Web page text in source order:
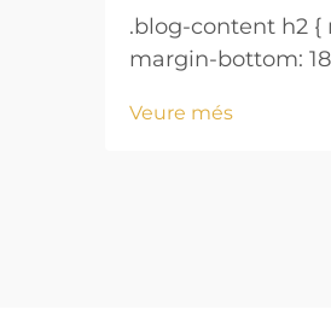
.blog-content h2 {
margin-bottom:
height: normal; }
Veure més